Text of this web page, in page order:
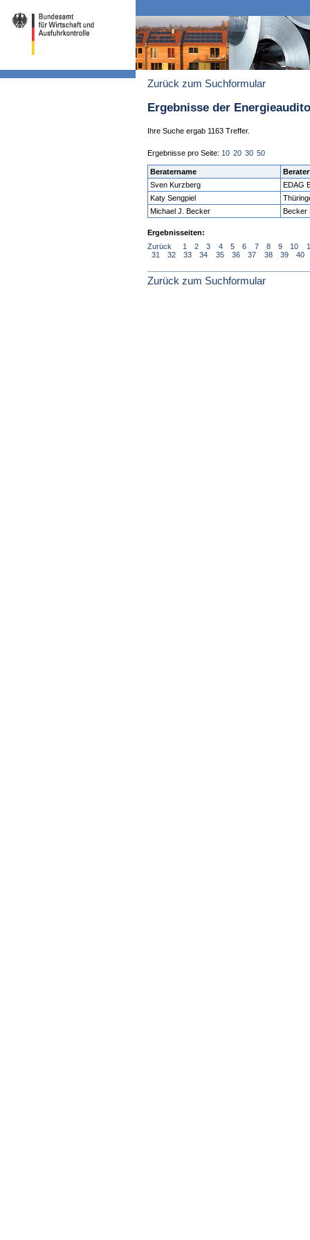
Zurück zum Suchformular
Ergebnisse der
Ihre Suche ergab 1163 Treffer.
Ergebnisse pro Seite: 10 20 30 50
Beratername
Sven Kurzberg
EDAG
Katy Sengpiel
Michael J. Becker
Becker
Ergebnisseiten:
Zurück
1 2 3 4 5 6 7 8 9 10
31
32 33 34 35 36 37 38 39 40
Zurück zum Suchformular